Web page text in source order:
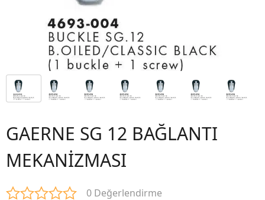
GAERNE SG 12 BAĞLANTI
MEKANİZMASI
0 Değerlendirme